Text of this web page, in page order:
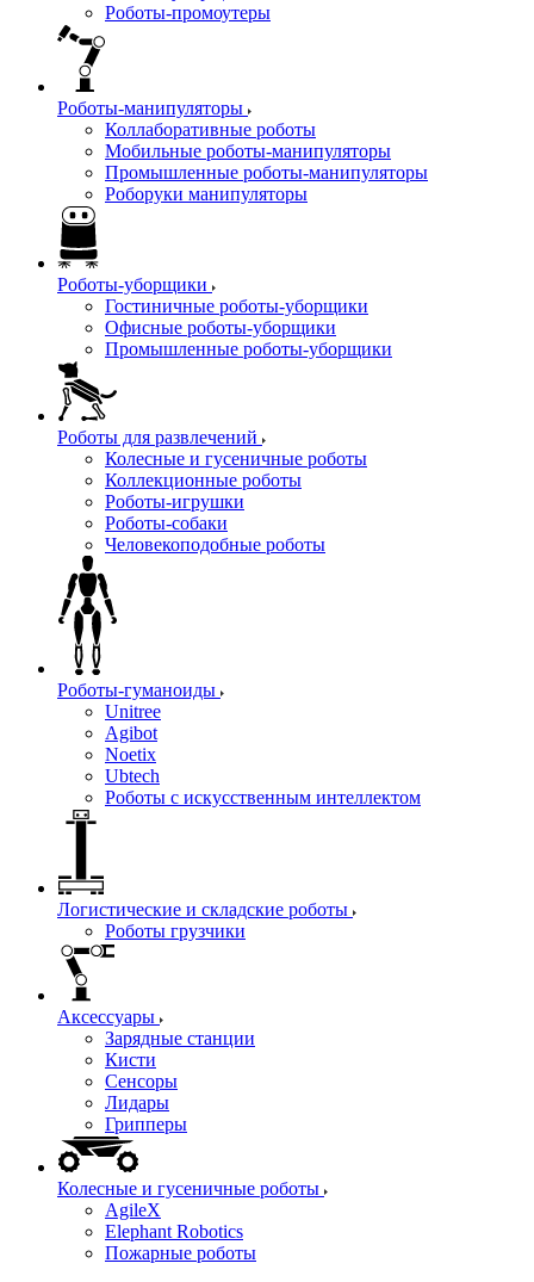
Роботы-промоутеры
Роботы-манипуляторы
Коллаборативные роботы
Мобильные роботы-манипуляторы
Промышленные роботы-манипуляторы
Роборуки манипуляторы
Роботы-уборщики
Гостиничные роботы-уборщики
Офисные роботы-уборщики
Промышленные роботы-уборщики
Роботы для развлечений
Колесные и гусеничные роботы
Коллекционные роботы
Роботы-игрушки
Роботы-собаки
Человекоподобные роботы
Роботы-гуманоиды
Unitree
Agibot
Noetix
Ubtech
Роботы с искусственным интеллектом
Логистические и складские роботы
Роботы грузчики
Аксессуары
Зарядные станции
Кисти
Сенсоры
Лидары
Грипперы
Колесные и гусеничные роботы
AgileX
Elephant Robotics
Пожарные роботы